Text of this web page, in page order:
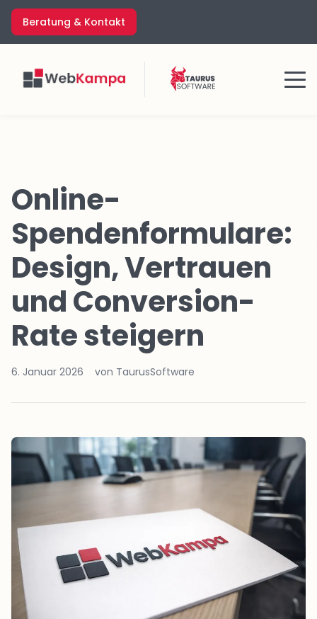
Zum
Inhalt
springen
Beratung & Kontakt
Menü
Online-
Spendenformulare:
Design, Vertrauen
und Conversion-
Rate steigern
6. Januar 2026 von TaurusSoftware